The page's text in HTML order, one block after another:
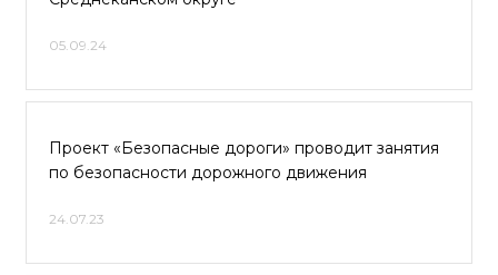
05.09.24
Проект «Безопасные дороги» проводит занятия
по безопасности дорожного движения
24.07.23